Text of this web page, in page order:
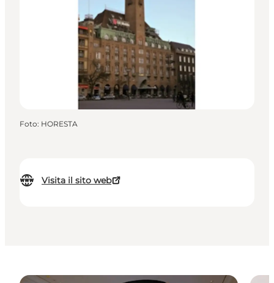
Visita il sito web
Foto: HORESTA